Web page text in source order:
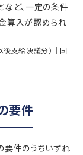
など、一定の条件
算入が認められ
支給決議分）｜国
要件
要件のうちいずれ